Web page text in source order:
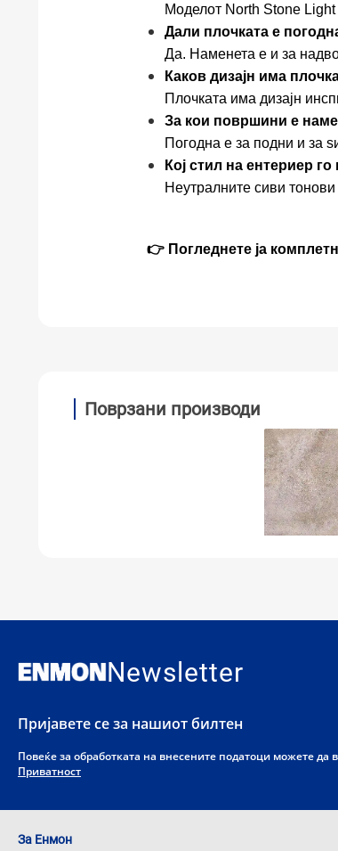
Моделот North Stone
Дали плочката е
Да. Наменета е и за
Каков дизајн има
Плочката има дизајн
За кои површини е
Погодна е за подни и за
Кој стил на ентериер
Неутралните сиви
👉 Погледнете ја
Поврзани производи
Newsletter
Пријавете се за нашиот билтен
Повеќе за обработката на внесените податоци можете да
Приватност
За Енмон